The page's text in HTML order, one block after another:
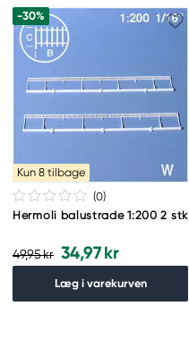
-30%
Kun 8 tilbage
(0)
Hermoli balustrade 1:200 2 stk
49,95 kr 34,97 kr
Læg i varekurven